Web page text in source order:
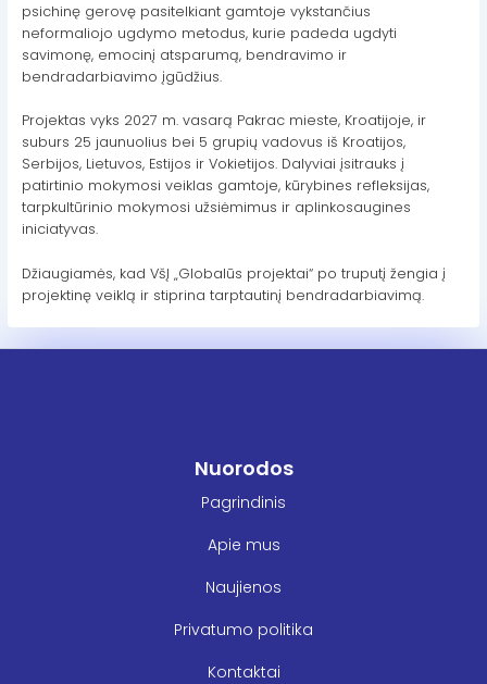
psichinę gerovę pasitelkiant gamtoje vykstančius
neformaliojo ugdymo metodus, kurie padeda ugdyti
savimonę, emocinį atsparumą, bendravimo ir
bendradarbiavimo įgūdžius.
Projektas vyks 2027 m. vasarą Pakrac mieste, Kroatijoje, ir
suburs 25 jaunuolius bei 5 grupių vadovus iš Kroatijos,
Serbijos, Lietuvos, Estijos ir Vokietijos. Dalyviai įsitrauks į
patirtinio mokymosi veiklas gamtoje, kūrybines refleksijas,
tarpkultūrinio mokymosi užsiėmimus ir aplinkosaugines
iniciatyvas.
Džiaugiamės, kad VšĮ „Globalūs projektai“ po truputį žengia į
projektinę veiklą ir stiprina tarptautinį bendradarbiavimą.
Nuorodos
Pagrindinis
Apie mus
Naujienos
Privatumo politika
Kontaktai